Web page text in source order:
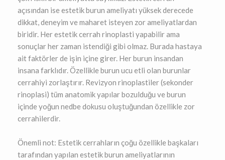
açısından ise estetik burun ameliyatı yüksek derecede
dikkat, deneyim ve maharet isteyen zor ameliyatlardan
biridir. Her estetik cerrah rinoplasti yapabilir ama
sonuçlar her zaman istendiği gibi olmaz. Burada hastaya
ait faktörler de işin içine girer. Her burun insandan
insana farklıdır. Özellikle burun ucu etli olan burunlar
cerrahiyi zorlaştırır. Revizyon rinoplastiler (sekonder
rinoplasi) tüm anatomik yapılar bozulduğu ve burun
içinde yoğun nedbe dokusu oluştuğundan özellikle zor
cerrahilerdir.
Önemli not: Estetik cerrahların çoğu özellikle başkaları
tarafından yapılan estetik burun ameliyatlarının